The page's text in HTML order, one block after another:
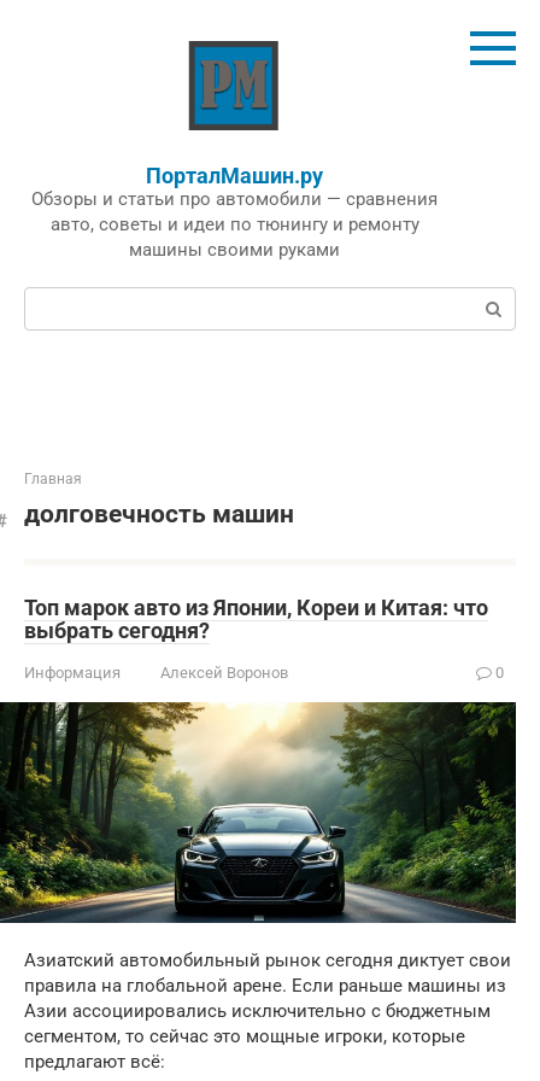
ПорталМашин.ру
Обзоры и статьи про автомобили — сравнения
авто, советы и идеи по тюнингу и ремонту
машины своими руками
Поиск:
Главная
долговечность машин
Топ марок авто из Японии, Кореи и Китая: что
выбрать сегодня?
Информация Алексей Воронов 0
Азиатский автомобильный рынок сегодня диктует свои
правила на глобальной арене. Если раньше машины из
Азии ассоциировались исключительно с бюджетным
сегментом, то сейчас это мощные игроки, которые
предлагают всё: